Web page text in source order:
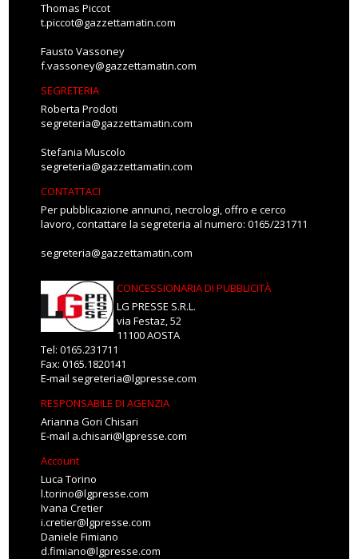
Thomas Piccot
t.piccot@gazzettamatin.com
Fausto Vassoney
f.vassoney@gazzettamatin.com
SEGRETERIA
Roberta Prodoti
segreteria@gazzettamatin.com
Stefania Muscolo
segreteria@gazzettamatin.com
CONTATTACI
Per pubblicazione annunci, necrologi, offro e cerco
lavoro, contattare la segreteria al numero: 0165/231711
segreteria@gazzettamatin.com
CONCESSIONARIA DI PUBBLICITÀ
LG PRESSE S.R.L.
via Festaz, 52
11100 AOSTA
Tel: 0165.231711
Fax: 0165.1820141
E-mail segreteria@lgpresse.com
RESPONSABILE DI AGENZIA
Arianna Gori Chisari
E-mail a.chisari@lgpresse.com
Account
Luca Torino
l.torino@lgpresse.com
Ivana Cretier
i.cretier@lgpresse.com
Daniele Fimiano
d.fimiano@lgpresse.com